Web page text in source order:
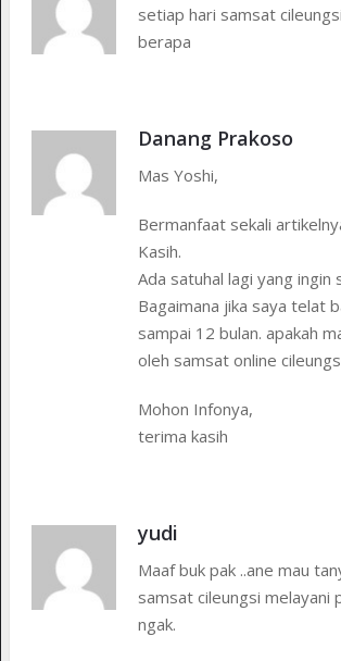
setiap hari samsat
berapa
Danang Prakoso
Mas Yoshi,
Bermanfaat sekali
Kasih.
Ada satuhal lagi yang ingin
Bagaimana jika saya telat
sampai 12 bulan. apakah
oleh samsat online
Mohon Infonya,
terima kasih
yudi
Maaf buk pak ..ane mau
samsat cileungsi melayani
ngak.